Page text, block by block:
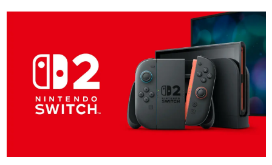
ゲームに多大な影響を受けた作家さんに取材し、ゲームが
日本のコンテンツ産業やカルチャーに与えた影響を探る企
画です。
日本モバイルゲーム産業史
日本のモバイルゲーム史における主要なトピック・タイト
ルを網羅するほか、開発者へのインタビューや識者による
解説を掲載。約20年の歴史が一望できる決定版！
若ゲのいたり〜ゲームクリエイターの青春〜
『うつヌケ』『ペンと箸』等で知られるマンガ家・田中圭